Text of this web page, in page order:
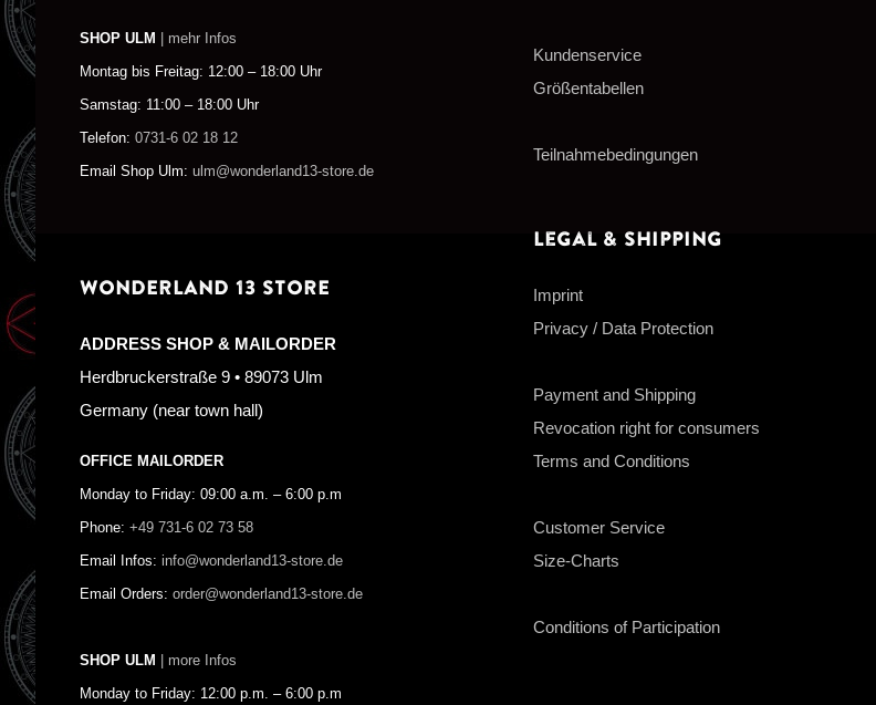
SHOP ULM | mehr Infos
Montag bis Freitag: 12:00 – 18:00 Uhr
Samstag: 11:00 – 18:00 Uhr
Telefon: 0731-6 02 18 12
Email Shop Ulm: ulm@wonderland13-store.de
WONDERLAND 13 STORE
ADDRESS SHOP & MAILORDER
Herdbruckerstraße 9 • 89073 Ulm
Germany (near town hall)
OFFICE MAILORDER
Monday to Friday: 09:00 a.m. – 6:00 p.m
Phone: +49 731-6 02 73 58
Email Infos: info@wonderland13-store.de
Email Orders: order@wonderland13-store.de
SHOP ULM | more Infos
Monday to Friday: 12:00 p.m. – 6:00 p.m
Kundenservice
Größentabellen
Teilnahmebedingungen
Legal & Shipping
Imprint
Privacy / Data Protection
Payment and Shipping
Revocation right for consumers
Terms and Conditions
Customer Service
Size-Charts
Conditions of Participation